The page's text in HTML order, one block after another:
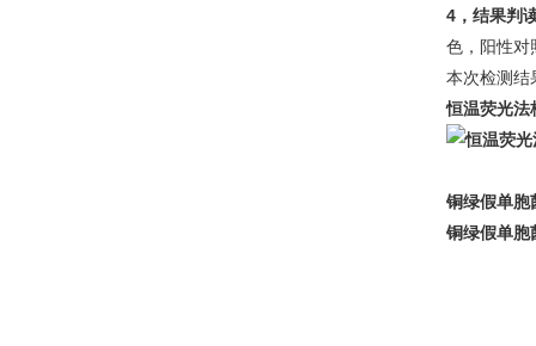
4，结果判
色，阳性对
本次检测结
恒温荧光法
铜绿假单胞
铜绿假单胞